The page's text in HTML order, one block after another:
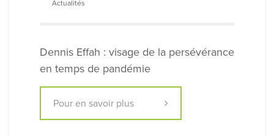
Actualités
Dennis Effah : visage de la persévérance
en temps de pandémie
Pour en savoir plus